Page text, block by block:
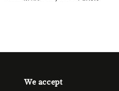
We accept